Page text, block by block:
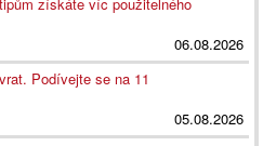
06.08.2026
Podívejte se na 11
05.08.2026